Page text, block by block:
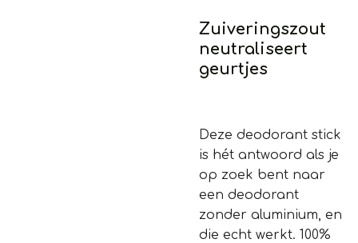
Zuiveringszout
neutraliseert
geurtjes
Deze deodorant stick
is hét antwoord als je
op zoek bent naar
een deodorant
zonder aluminium, en
die echt werkt. 100%